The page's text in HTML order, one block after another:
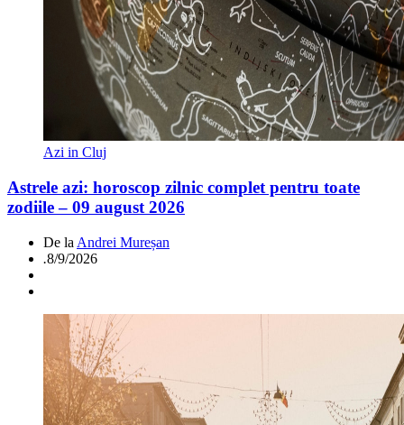
Azi in Cluj
Astrele azi: horoscop zilnic complet pentru toate
zodiile – 09 august 2026
De la Andrei Mureșan
.8/9/2026